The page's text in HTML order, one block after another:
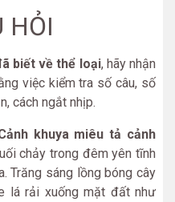
HỎI
biết về thể loại, hãy nhận
việc kiểm tra số câu, số
cách ngắt nhịp.
khuya miêu tả cảnh
chảy trong đêm yên tĩnh
Trăng sáng lồng bóng cây
lá rải xuống mặt đất như